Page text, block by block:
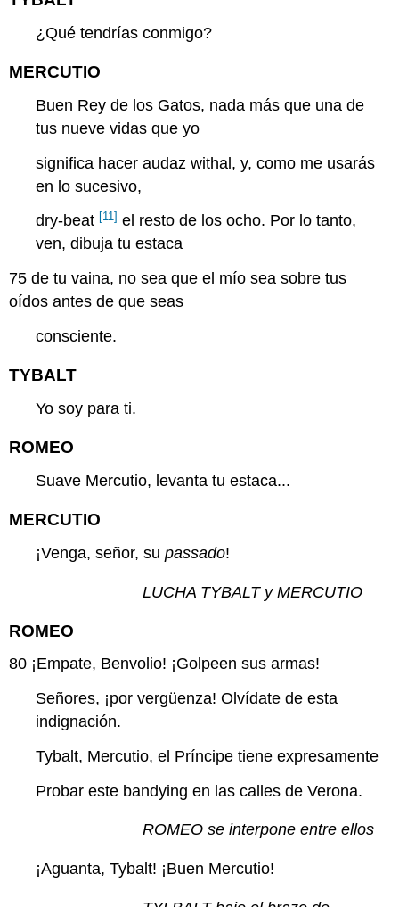
¿Qué tendrías conmigo?
MERCUTIO
Buen Rey de los Gatos, nada más que una de
tus nueve vidas que yo
significa hacer audaz withal, y, como me usarás
en lo sucesivo,
dry-beat [11] el resto de los ocho. Por lo tanto,
ven, dibuja tu estaca
75 de tu vaina, no sea que el mío sea sobre tus
oídos antes de que seas
consciente.
TYBALT
Yo soy para ti.
ROMEO
Suave Mercutio, levanta tu estaca...
MERCUTIO
¡Venga, señor, supassado!
LUCHA TYBALT y MERCUTIO
ROMEO
80 ¡Empate, Benvolio! ¡Golpeen sus armas!
Señores, ¡por vergüenza! Olvídate de esta
indignación.
Tybalt, Mercutio, el Príncipe tiene expresamente
Probar este bandying en las calles de Verona.
ROMEO se interpone entre ellos
¡Aguanta, Tybalt! ¡Buen Mercutio!